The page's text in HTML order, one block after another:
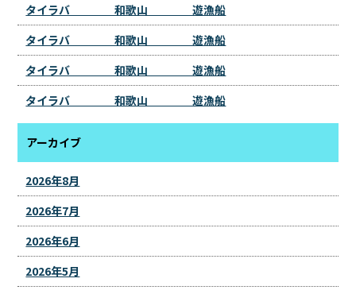
タイラバ 和歌山 遊漁船
タイラバ 和歌山 遊漁船
タイラバ 和歌山 遊漁船
タイラバ 和歌山 遊漁船
アーカイブ
2026年8月
2026年7月
2026年6月
2026年5月